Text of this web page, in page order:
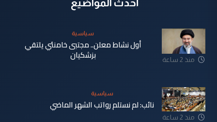
أحدث المواضيع
منذ 2 ساعة
سياسية
أول نشاط معلن.. مجتبى خامنئي يلتقي
بزشكيان
منذ 2 ساعة
سياسية
نائب: لم نستلم رواتب الشهر الماضي